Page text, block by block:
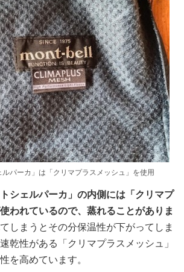
パーカ」は「クリマプラスメッシュ」を使用
シェルパーカ」の内側には「クリマプ
われているので、蒸れることがありま
しまうとその分保温性が下がってしま
乾性がある「クリマプラスメッシュ」
を高めています。